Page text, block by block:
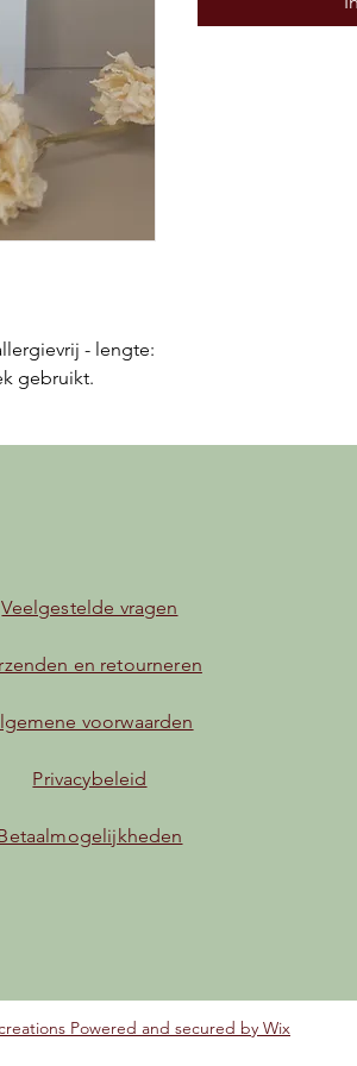
- lengte:
gebruikt.
Veelgestelde vragen
en retourneren
voorwaarden
Privacybeleid
Powered and secured by Wix